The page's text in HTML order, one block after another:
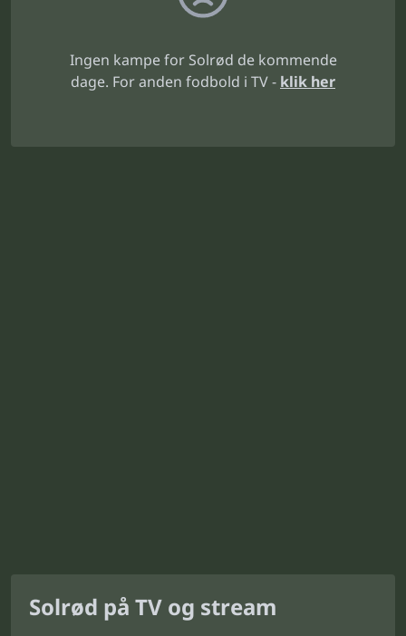
Ingen kampe for Solrød de kommende
dage. For anden fodbold i TV - klik her
Solrød på TV og stream